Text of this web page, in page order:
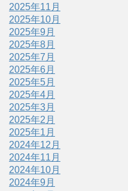
2025年11月
2025年10月
2025年9月
2025年8月
2025年7月
2025年6月
2025年5月
2025年4月
2025年3月
2025年2月
2025年1月
2024年12月
2024年11月
2024年10月
2024年9月